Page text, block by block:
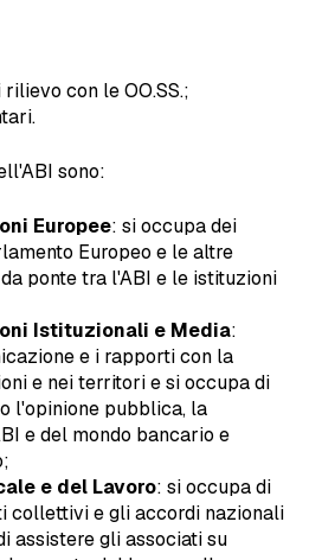
con le OO.SS.;
sono:
Europee: si occupa dei
Europeo e le altre
ponte tra l'ABI e le istituzioni
Istituzionali e Media:
e i rapporti con la
e nei territori e si occupa di
l'opinione pubblica, la
e del mondo bancario e
e del Lavoro: si occupa di
collettivi e gli accordi nazionali
assistere gli associati su